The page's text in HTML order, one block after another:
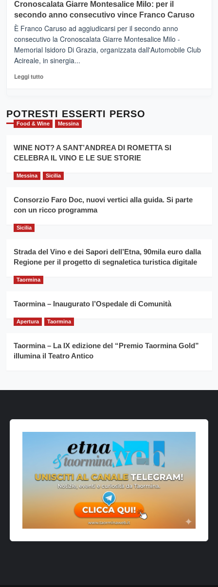
tra
sapori
vicoli
medievali
Mondello
(Palermo)
–
“E
adesso
Pasta
–
Sicilia
l’
evento
per
la
filiera
grano
Cronoscalata Giarre Montesalice Milo: per il
secondo anno consecutivo vince Franco Caruso
È Franco Caruso ad aggiudicarsi per il secondo anno
consecutivo la Cronoscalata Giarre Montesalice Milo -
Memorial Isidoro Di Grazia, organizzata dall'Automobile Club
Acireale, in sinergia...
Leggi tuttoLeggi
Cronoscalata
Giarre
Montesalice
per
il
anno
Franco
Caruso
POTRESTI ESSERTI PERSO
Food & Wine Messina
WINE NOT? A SANT’ANDREA DI ROMETTA SI
CELEBRA IL VINO E LE SUE STORIE
Messina Sicilia
Consorzio Faro Doc, nuovi vertici alla guida. Si parte
con un ricco programma
Sicilia
Strada del Vino e dei Sapori dell’Etna, 90mila euro dalla
Regione per il progetto di segnaletica turistica digitale
Taormina
Taormina – Inaugurato l’Ospedale di Comunità
Apertura Taormina
Taormina – La IX edizione del “Premio Taormina Gold”
illumina il Teatro Antico